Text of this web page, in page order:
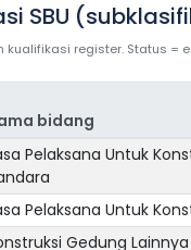
SBU
kualifikasi register. Status
bidang
Pelaksana Untuk
Pelaksana Untuk
Gedung Lainnya